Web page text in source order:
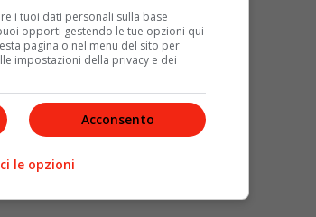
i tuoi dati personali sulla base
opporti gestendo le tue opzioni qui
pagina o nel menu del sito per
impostazioni della privacy e dei
Acconsento
le opzioni